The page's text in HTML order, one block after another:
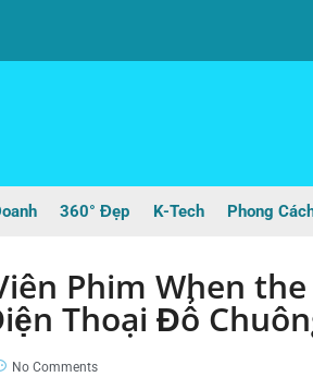
360° Đẹp K-Tech Phong
Phim When the
Thoại Đổ
No Comments